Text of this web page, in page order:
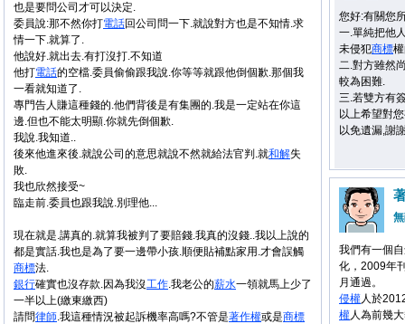
也是要問公司才可以決定.
委員說:那不然你打電話回公司問一下.就說對方也是不知情.求
情一下.就算了.
他說好.就出去.有打沒打.不知道
他打電話的空檔.委員偷偷跟我說.你等等就跟他倒個歉.那個我
一看就知道了.
專門告人賺這種錢的.他們背後是有集團的.我是一定站在你這
邊.但也不能太明顯.你就先倒個歉.
我說.我知道..
後來他進來後.就說公司的意思就說不然就給法官判.就和解失
敗.
我也欣然接受~
臨走前.委員也跟我說.別理他...
現在就是.講真的.就算我被判了要賠錢.我真的沒錢..我以上說的
都是實話.我也是為了要一邊帶小孩.順便貼補點家用.才會誤觸
商標法.
銀行確實也沒存款.因為我沒工作.我老公的薪水一領就馬上少了
一半以上(繳東繳西)
請問律師.我這種情況被起訴機率高嗎?不管是著作權或是商標
您好:有關您
一.單純把他
未侵犯商標
二.對方雖然
較為困難.
三.若雙方有
以上希望對
以免遺漏,謝
我們有一個
化，2009年
月通過。
侵權人於
權人為前幾